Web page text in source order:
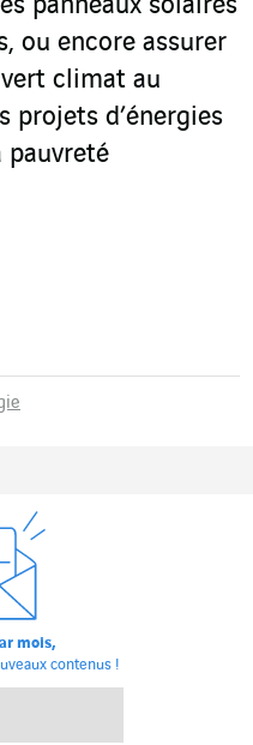
panneaux solaires
ou encore assurer
climat au
projets d’énergies
pauvreté
mois,
contenus !